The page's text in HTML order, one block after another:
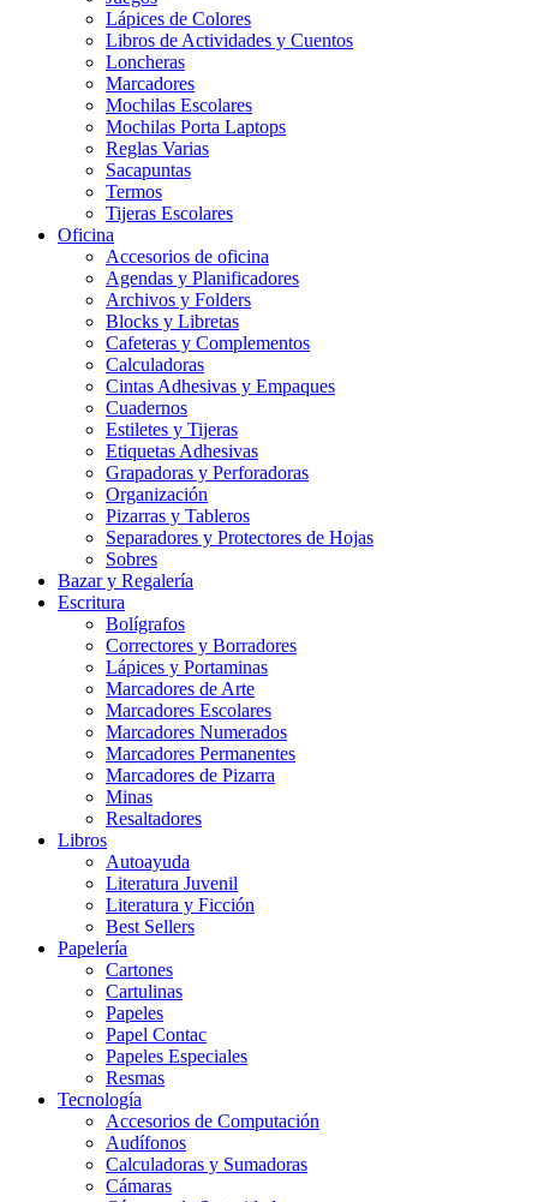
Lápices de Colores
Libros de Actividades y Cuentos
Loncheras
Marcadores
Mochilas Escolares
Mochilas Porta Laptops
Reglas Varias
Sacapuntas
Termos
Tijeras Escolares
Oficina
Accesorios de oficina
Agendas y Planificadores
Archivos y Folders
Blocks y Libretas
Cafeteras y Complementos
Calculadoras
Cintas Adhesivas y Empaques
Cuadernos
Estiletes y Tijeras
Etiquetas Adhesivas
Grapadoras y Perforadoras
Organización
Pizarras y Tableros
Separadores y Protectores de Hojas
Sobres
Bazar y Regalería
Escritura
Bolígrafos
Correctores y Borradores
Lápices y Portaminas
Marcadores de Arte
Marcadores Escolares
Marcadores Numerados
Marcadores Permanentes
Marcadores de Pizarra
Minas
Resaltadores
Libros
Autoayuda
Literatura Juvenil
Literatura y Ficción
Best Sellers
Papelería
Cartones
Cartulinas
Papeles
Papel Contac
Papeles Especiales
Resmas
Tecnología
Accesorios de Computación
Audífonos
Calculadoras y Sumadoras
Cámaras